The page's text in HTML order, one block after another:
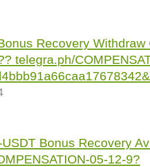
Recovery
telegra.ph/
Bonus Recovery
05-12-9?